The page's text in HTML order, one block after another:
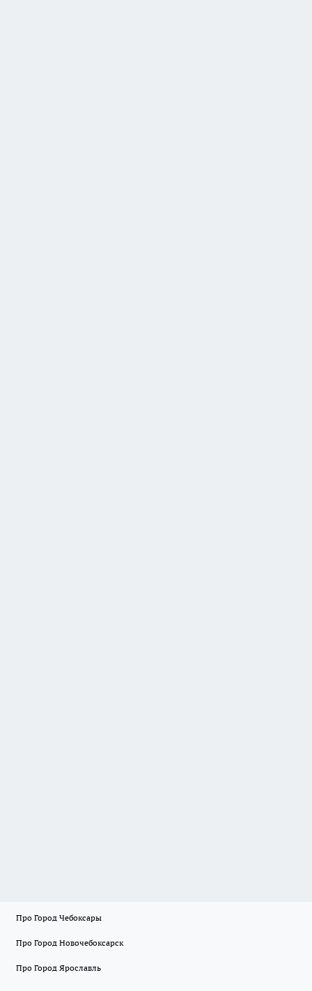
Про Город Чебоксары
Про Город Новочебоксарск
Про Город Ярославль